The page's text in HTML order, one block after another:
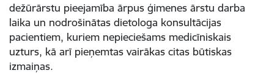
dežūrārstu pieejamība ārpus ģimenes ārstu darba
laika un nodrošinātas dietologa konsultācijas
pacientiem, kuriem nepieciešams medicīniskais
uzturs, kā arī pieņemtas vairākas citas būtiskas
izmaiņas.